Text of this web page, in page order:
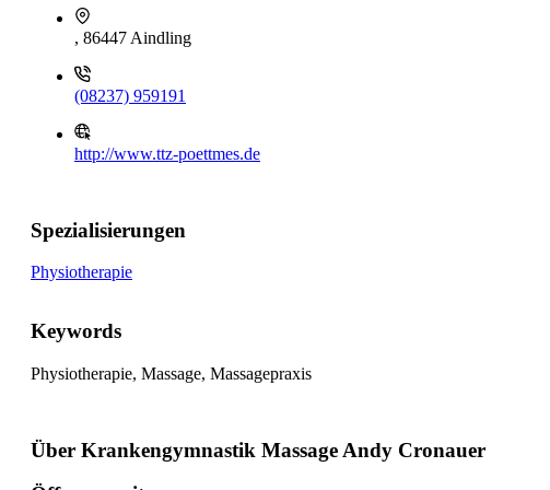
, 86447 Aindling
(08237) 959191
http://www.ttz-poettmes.de
Spezialisierungen
Physiotherapie
Keywords
Physiotherapie, Massage, Massagepraxis
Über Krankengymnastik Massage Andy Cronauer